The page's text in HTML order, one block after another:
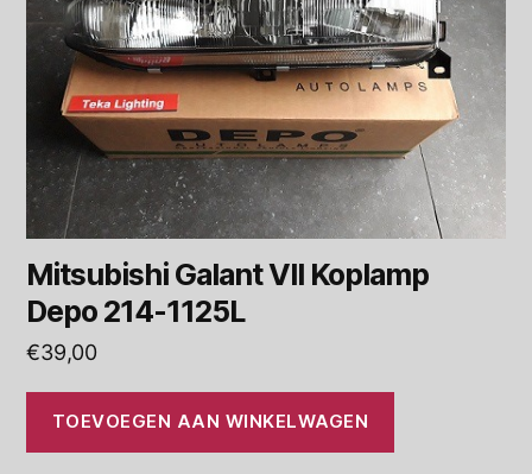
Mitsubishi Galant VII Koplamp
Depo 214-1125L
€39,00
TOEVOEGEN AAN WINKELWAGEN